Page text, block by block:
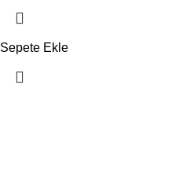
Sepete Ekle